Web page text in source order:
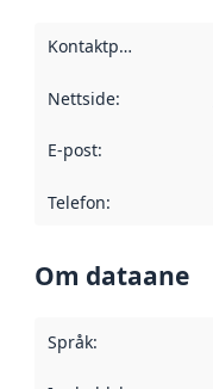
Kontaktpunkt
Nettside:
E-post:
Telefon:
Om dataane
Språk: